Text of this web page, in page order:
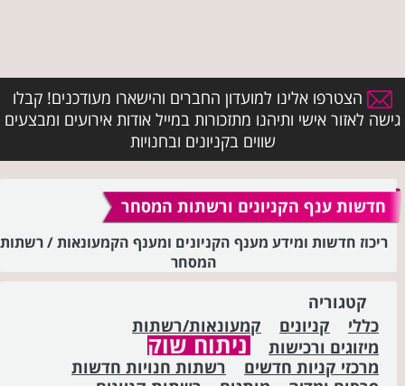
הצטרפו אלינו למועדון החברים והישארו מעודכנים! קבלו
גישה לאזור אישי ותיהנו מתזכורות במייל אודות אירועים ומבצעים
שווים בקניונים ובחנויות
חדשות ענף הקניונים ורשתות המסחר
ריכוז חדשות ומידע מענף הקניונים ומענף הקמעונאות / רשתות
המסחר
קטגוריה
כללי
קניונים
קמעונאות/רשתות
מיזוגים ורכישות
ניתוח שוק
מרכזי קניות חדשים
רשתות חנויות חדשות